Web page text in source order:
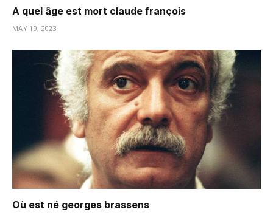
A quel âge est mort claude françois
MAY 19, 2023
Où est né georges brassens